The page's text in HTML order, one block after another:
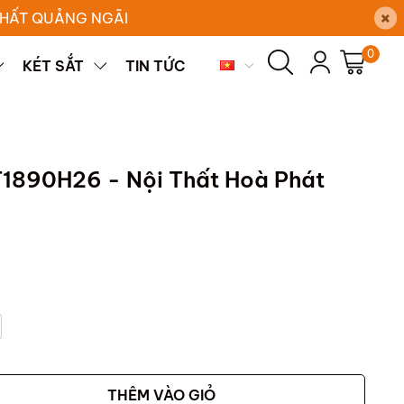
QUẢNG NGÃI ×
KÉT SẮT TIN TỨC
0
- Nội Thất Hoà Phát
THÊM VÀO GIỎ